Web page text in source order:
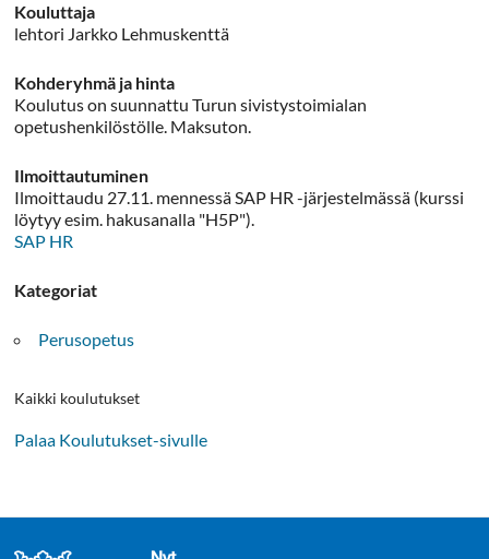
Kouluttaja
lehtori Jarkko Lehmuskenttä
Kohderyhmä ja hinta
Koulutus on suunnattu Turun sivistystoimialan
opetushenkilöstölle. Maksuton.
Ilmoittautuminen
Ilmoittaudu 27.11. mennessä SAP HR -järjestelmässä (kurssi
löytyy esim. hakusanalla "H5P").
SAP HR
Kategoriat
Perusopetus
Kaikki koulutukset
Palaa Koulutukset-sivulle